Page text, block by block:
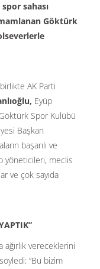
sahası
Göktürk
birlikte AK Parti
Eyüp
Göktürk Spor Kulübü
Başkan
başarılı ve
yöneticileri, meclis
ve çok sayıda
ağırlık vereceklerini
“Bu bizim